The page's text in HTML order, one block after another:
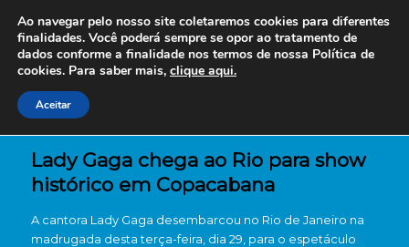
Lady Gaga chega ao Rio para show
histórico em Copacabana
A cantora Lady Gaga desembarcou no Rio de Janeiro na
madrugada desta terça-feira, dia 29, para o espetáculo
Ao navegar pelo nosso site coletaremos cookies para diferentes
finalidades. Você poderá sempre se opor ao tratamento de
dados conforme a finalidade nos termos de nossa Política de
cookies. Para saber mais, clique aqui.
Aceitar